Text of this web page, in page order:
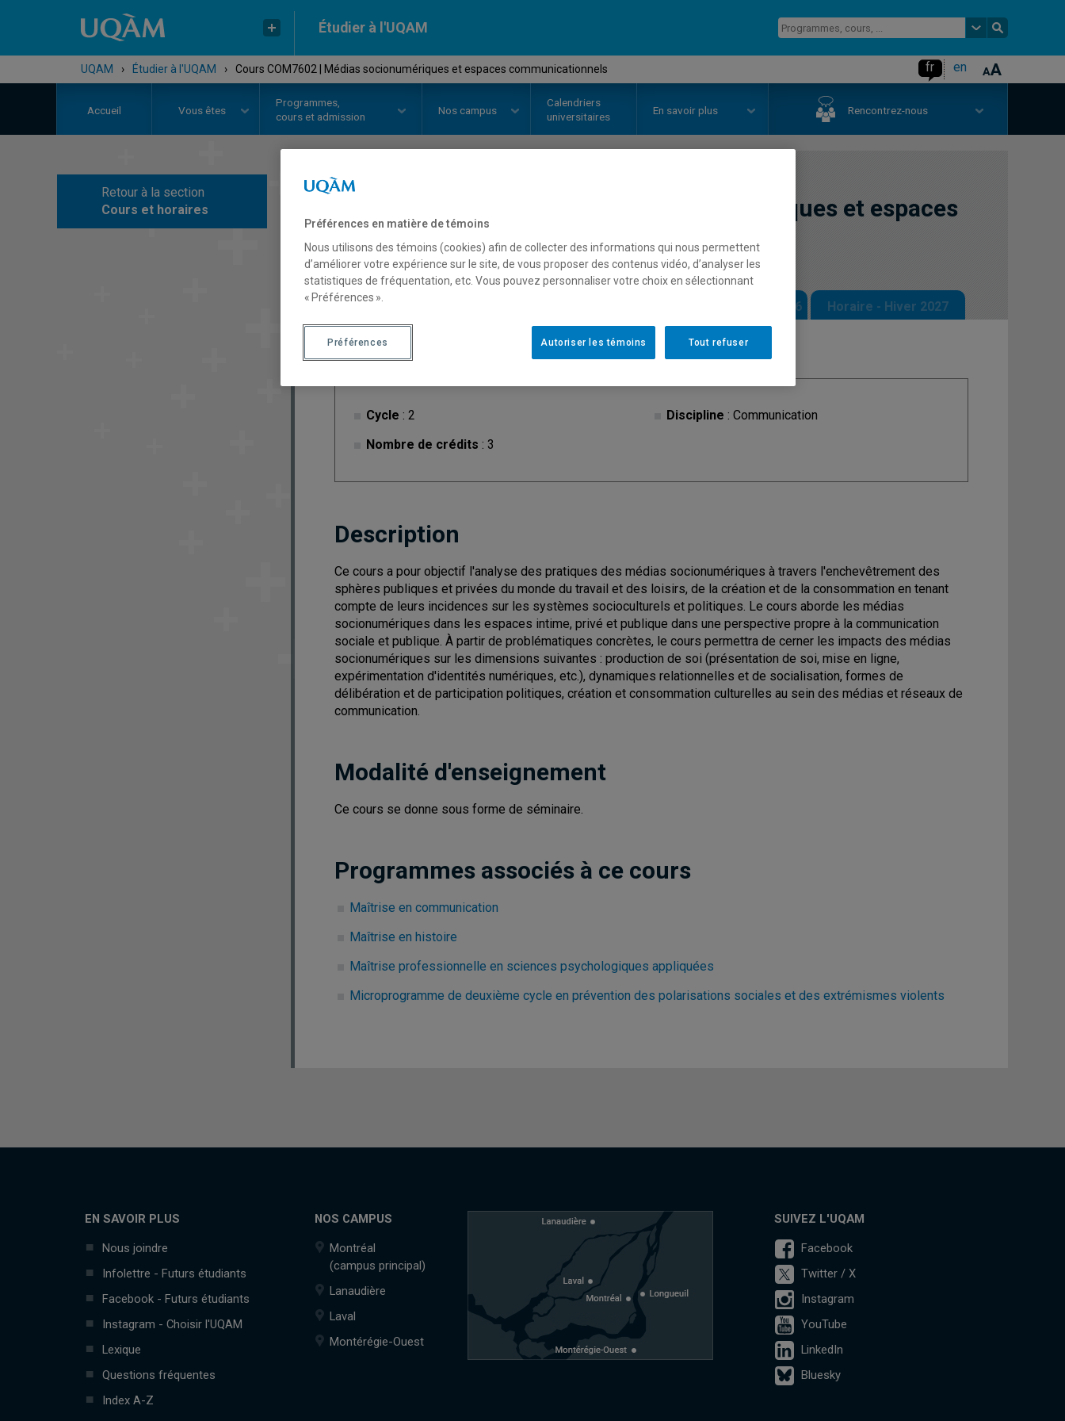
Étudier à l'UQAM
UQAM › Étudier à l'UQAM › Cours COM7602 | Médias socionumériques et espaces communicationnels fr en
Accueil Vous êtes
Programmes,
cours et admission
Nos campus
Calendriers
universitaires
En savoir plus Rencontrez-nous
Retour à la section
Cours et horaires
Médias socionumériques et espaces
communicationnels
Description Horaire - Automne 2026 Horaire - Hiver 2027
Cycle : 2
Nombre de crédits : 3
Discipline : Communication
Description
Ce cours a pour objectif l'analyse des pratiques des médias socionumériques à travers l'enchevêtrement des
sphères publiques et privées du monde du travail et des loisirs, de la création et de la consommation en tenant
compte de leurs incidences sur les systèmes socioculturels et politiques. Le cours aborde les médias
socionumériques dans les espaces intime, privé et publique dans une perspective propre à la communication
sociale et publique. À partir de problématiques concrètes, le cours permettra de cerner les impacts des médias
socionumériques sur les dimensions suivantes : production de soi (présentation de soi, mise en ligne,
expérimentation d'identités numériques, etc.), dynamiques relationnelles et de socialisation, formes de
délibération et de participation politiques, création et consommation culturelles au sein des médias et réseaux de
communication.
Modalité d'enseignement
Ce cours se donne sous forme de séminaire.
Programmes associés à ce cours
Maîtrise en communication
Maîtrise en histoire
Maîtrise professionnelle en sciences psychologiques appliquées
Microprogramme de deuxième cycle en prévention des polarisations sociales et des extrémismes violents
EN SAVOIR PLUS
Nous joindre
Infolettre - Futurs étudiants
Facebook - Futurs étudiants
Instagram - Choisir l'UQAM
Lexique
Questions fréquentes
Index A-Z
NOS CAMPUS
Montréal
(campus principal)
Lanaudière
Laval
Montérégie-Ouest
SUIVEZ L'UQAM
Facebook
Twitter / X
Instagram
YouTube
LinkedIn
Bluesky
Préférences en matière de témoins
Nous utilisons des témoins (cookies) afin de collecter des informations qui nous permettent
d’améliorer votre expérience sur le site, de vous proposer des contenus vidéo, d’analyser les
statistiques de fréquentation, etc. Vous pouvez personnaliser votre choix en sélectionnant
« Préférences ».
Tout refuser
Autoriser les témoins
Préférences